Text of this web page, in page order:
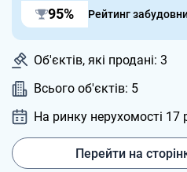
95% Рейтинг
Об'єктів, які продані: 3
Всього об'єктів: 5
На ринку нерухомості 17
Перейти на